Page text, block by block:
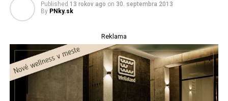
Published 13 rokov ago on 30. septembra 2013
By PNky.sk
Reklama